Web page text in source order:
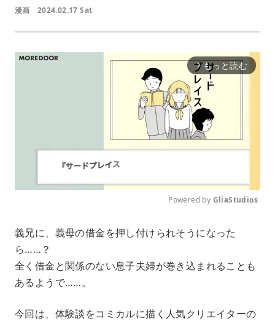
漫画 2024.02.17 Sat
arrow_forward_ios もっと読む
u
e
Powered by GliaStudios
義兄に、義母の借金を押し付けられそうになった
ら……？
全く借金と関係のない息子夫婦が巻き込まれることも
あるようで……。
今回は、体験談をコミカルに描く人気クリエイターの